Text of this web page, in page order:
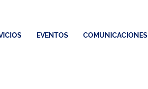
EVENTOS COMUNICACIONES